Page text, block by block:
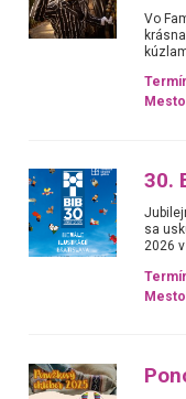
Vo
30.
sa
2026